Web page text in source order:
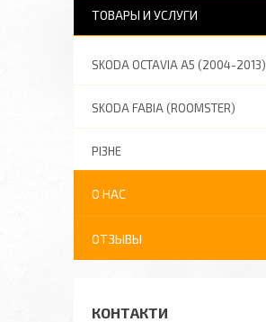
ТОВАРЫ И УСЛУГИ
SKODA OCTAVIA A5 (2004-2013)
SKODA FABIA (ROOMSTER)
РІЗНЕ
О НАС
ОТЗЫВЫ
КОНТАКТИ